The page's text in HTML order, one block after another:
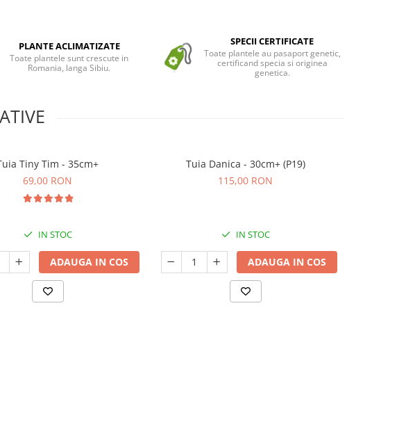
PLANTE ACLIMATIZATE
Toate plantele sunt crescute in
Romania, langa Sibiu.
SPECII CERTIFICATE
Toate plantele au pasaport genetic,
certificand specia si originea
genetica.
Tiny Tim - 35cm+
69,00 RON
IN STOC
ADAUGA IN COS
Tuia Danica - 30cm+ (P19)
115,00 RON
IN STOC
ADAUGA IN COS